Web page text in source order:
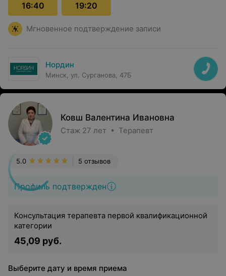
16:40 19:20
Мгновенное подтверждение записи
Нордин
Минск, ул. Сурганова, 47Б
Ковш Валентина Ивановна
Стаж 27 лет • Терапевт
Профиль подтвержден
5 отзывов
5.0
Консультация терапевта первой квалификационной
категории
45,09 руб.
Выберите дату и время приема